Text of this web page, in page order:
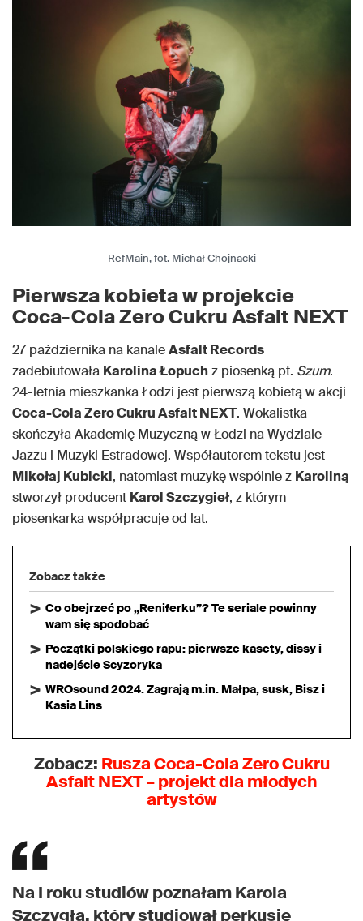
RefMain, fot. Michał Chojnacki
Pierwsza kobieta w projekcie
Coca-Cola Zero Cukru Asfalt NEXT
27 października na kanaleAsfalt Records
zadebiutowała Karolina Łopuchz piosenką pt. Szum.
24-letnia mieszkanka Łodzi jest pierwszą kobietą w akcji
Coca-Cola Zero Cukru Asfalt NEXT. Wokalistka
skończyła Akademię Muzyczną w Łodzi na Wydziale
Jazzu i Muzyki Estradowej. Współautorem tekstu jest
Mikołaj Kubicki, natomiast muzykę wspólnie z Karoliną
stworzył producent Karol Szczygieł, z którym
piosenkarka współpracuje od lat.
Zobacz także
Co obejrzeć po „Reniferku”? Te seriale powinny
wam się spodobać
Początki polskiego rapu: pierwsze kasety, dissy i
nadejście Scyzoryka
WROsound 2024. Zagrają m.in. Małpa, susk, Bisz i
Kasia Lins
Zobacz: Rusza Coca-Cola Zero Cukru
Asfalt NEXT – projekt dla młodych
artystów
Na I roku studiów poznałam Karola
Szczygła, który studiował perkusję